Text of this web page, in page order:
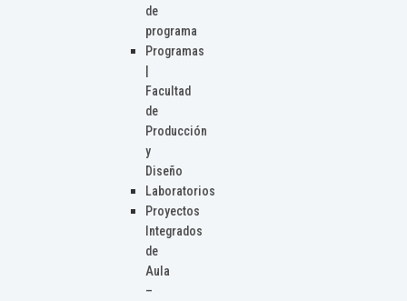
de
programa
Programas
Facultad
de
Producción
y
Diseño
Laboratorios
Proyectos
Integrados
de
Aula
–